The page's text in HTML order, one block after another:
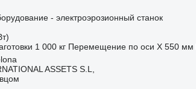
- электроэрозионный станок
1 000 кг Перемещение по оси X 550 мм
ASSETS S.L,